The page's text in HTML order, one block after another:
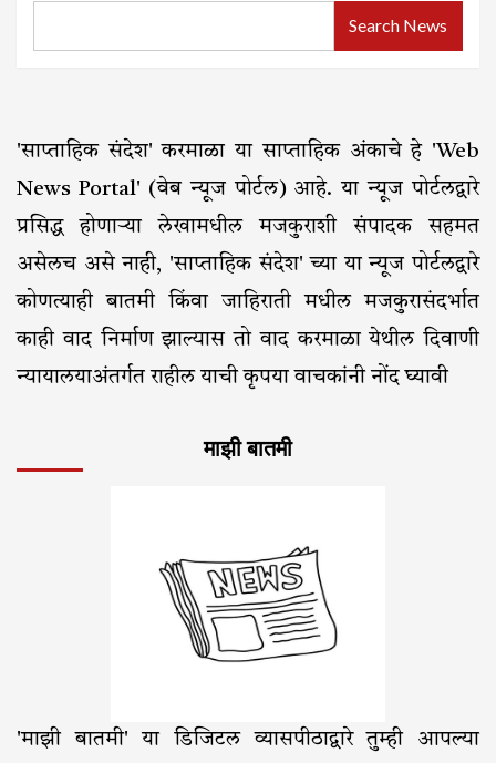
Search News
'साप्ताहिक संदेश' करमाळा या साप्ताहिक अंकाचे हे 'Web
News Portal' (वेब न्यूज पोर्टल) आहे. या न्यूज पोर्टलद्वारे
प्रसिद्ध होणाऱ्या लेखामधील मजकुराशी संपादक सहमत
असेलच असे नाही, 'साप्ताहिक संदेश' च्या या न्यूज पोर्टलद्वारे
कोणत्याही बातमी किंवा जाहिराती मधील मजकुरासंदर्भात
काही वाद निर्माण झाल्यास तो वाद करमाळा येथील दिवाणी
न्यायालयाअंतर्गत राहील याची कृपया वाचकांनी नोंद घ्यावी
माझी बातमी
'माझी बातमी' या डिजिटल व्यासपीठाद्वारे तुम्ही आपल्या